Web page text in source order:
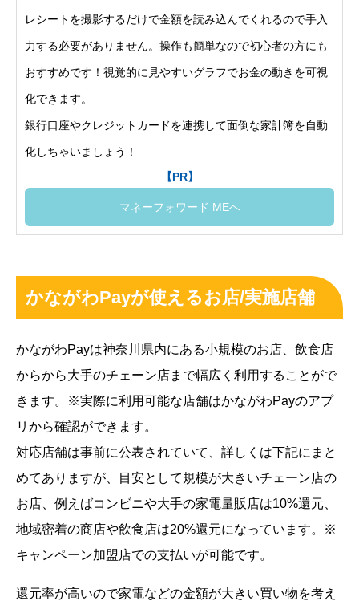
レシートを撮影するだけで金額を読み込んでくれるので手入
力する必要がありません。操作も簡単なので初心者の方にも
おすすめです！視覚的に見やすいグラフでお金の動きを可視
化できます。
銀行口座やクレジットカードを連携して面倒な家計簿を自動
化しちゃいましょう！
【PR】
マネーフォワード MEへ
かながわPayが使えるお店/実施店舗
かながわPayは神奈川県内にある小規模のお店、飲食店
からから大手のチェーン店まで幅広く利用することがで
きます。※実際に利用可能な店舗はかながわPayのアプ
リから確認ができます。
対応店舗は事前に公表されていて、詳しくは下記にまと
めてありますが、目安として規模が大きいチェーン店の
お店、例えばコンビニや大手の家電量販店は10%還元、
地域密着の商店や飲食店は20%還元になっています。※
キャンペーン加盟店での支払いが可能です。
還元率が高いので家電などの金額が大きい買い物を考え